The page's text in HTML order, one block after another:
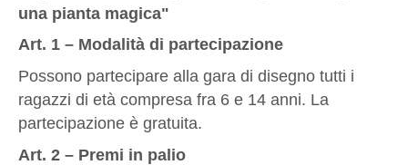
una pianta magica"
Art. 1 – Modalità di partecipazione
Possono partecipare alla gara di disegno tutti i
ragazzi di età compresa fra 6 e 14 anni. La
partecipazione è gratuita.
Art. 2 – Premi in palio